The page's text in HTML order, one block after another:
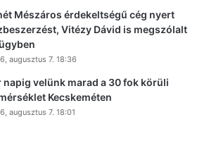
Mészáros érdekeltségű cég nyert
Vitézy Dávid is megszólalt
augusztus 7. 18:36
napig velünk marad a 30 fok körüli
Kecskeméten
augusztus 7. 18:01